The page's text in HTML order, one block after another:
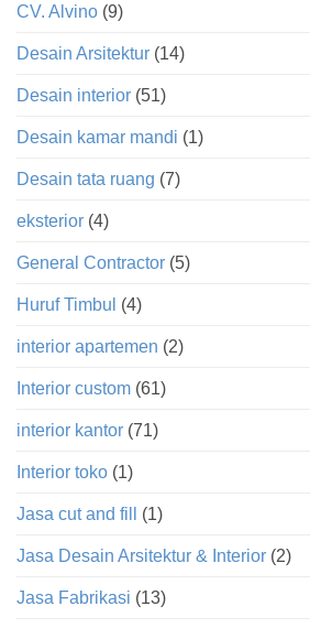
CV. Alvino (9)
Desain Arsitektur (14)
Desain interior (51)
Desain kamar mandi (1)
Desain tata ruang (7)
eksterior (4)
General Contractor (5)
Huruf Timbul (4)
interior apartemen (2)
Interior custom (61)
interior kantor (71)
Interior toko (1)
Jasa cut and fill (1)
Jasa Desain Arsitektur & Interior (2)
Jasa Fabrikasi (13)